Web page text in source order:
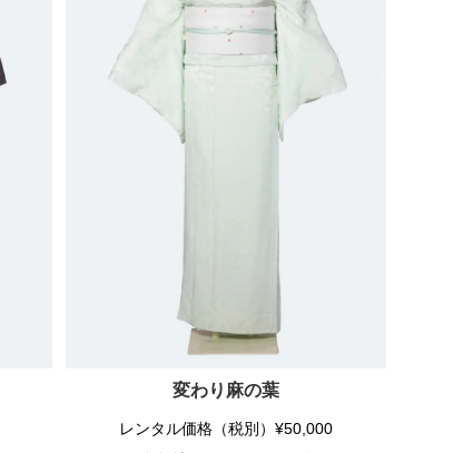
変わり麻の葉
レンタル価格（税別）¥50,000